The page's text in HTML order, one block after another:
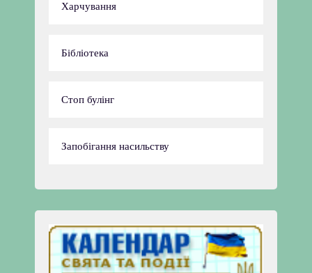
Харчування
Бібліотека
Стоп булінг
Запобігання насильству